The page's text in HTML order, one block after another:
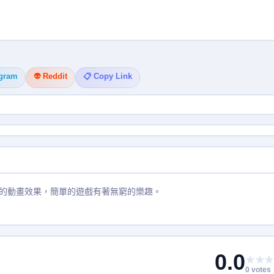
👽 Reddit 📋 Copy Link
動畫效果，簡單的遊戲有著無窮的樂趣。
0.00 votes